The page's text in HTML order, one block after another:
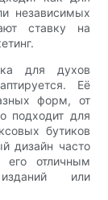
независимых
ставку на
для духов
Её
форм, от
подходит для
бутиков
дизайн часто
его отличным
или